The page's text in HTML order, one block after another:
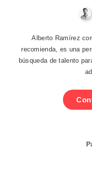
Alberto Ramírez
recomienda, es una
búsqueda de talento